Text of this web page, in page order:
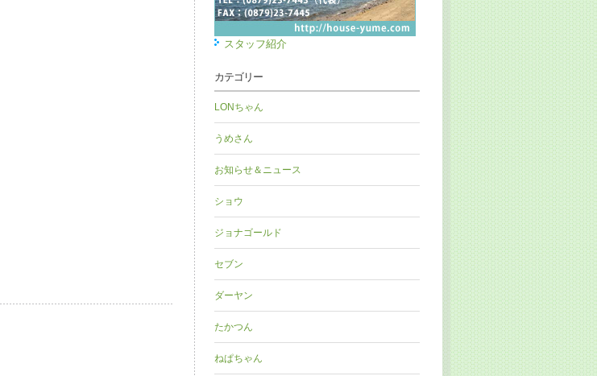
スタッフ紹介
カテゴリー
LONちゃん
うめさん
お知らせ＆ニュース
ショウ
ジョナゴールド
セブン
ダーヤン
たかつん
ねぱちゃん